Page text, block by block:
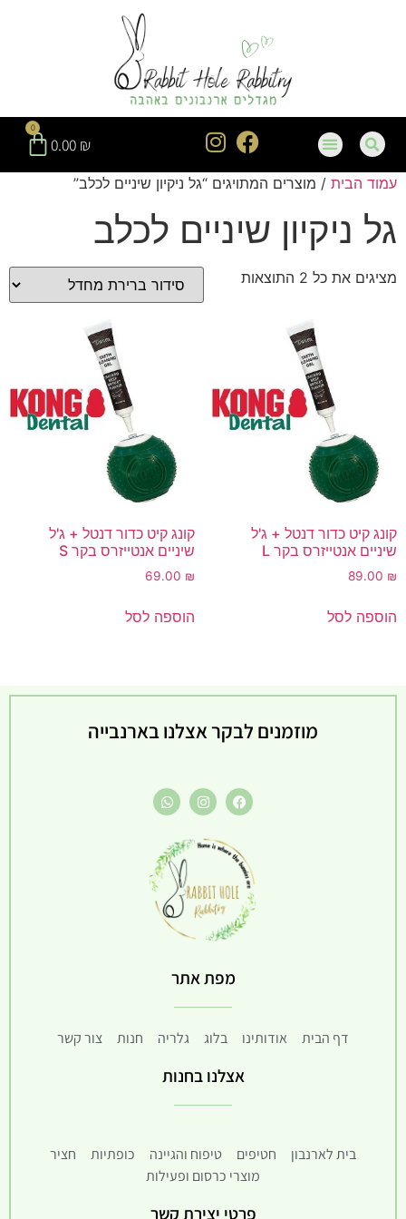
אנטר
לעבור
לאזור
מרכזי
0.00 ₪
0
עמוד הבית / מוצרים המתויגים “גל ניקיון שיניים לכלב”
גל ניקיון שיניים לכלב
מציגים את כל ⁦2⁩ התוצאות
קונג קיט כדור דנטל + ג'ל
שיניים אנטייזרס בקר L
89.00 ₪
הוספה לסל
קונג קיט כדור דנטל + ג'ל
שיניים אנטייזרס בקר S
69.00 ₪
הוספה לסל
מוזמנים לבקר אצלנו בארנבייה
מפת אתר
דף הבית אודותינו בלוג גלריה חנות צור קשר
אצלנו בחנות
בית לארנבון חטיפים טיפוח והגיינה כופתיות
חציר
מוצרי כרסום ופעילות
פרטי יצירת קשר